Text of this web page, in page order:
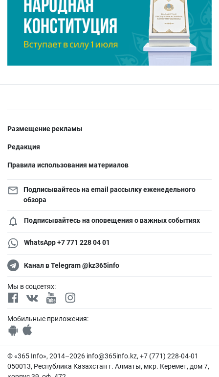
Размещение рекламы
Редакция
Правила использования материалов
Подписывайтесь на email рассылку еженедельного
обзора
Подписывайтесь на оповещения о важных событиях
WhatsApp +7 771 228 04 01
Канал в Telegram @kz365info
Мы в соцсетях:
Мобильные приложения:
© «365 Info», 2014–2026 info@365info.kz, +7 (771) 228-04-01
050013, Республика Казахстан г. Алматы, мкр. Керемет, дом 7,